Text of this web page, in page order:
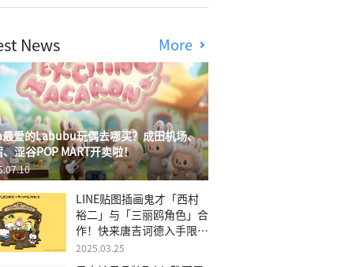
News More
爱的Labubu玩偶去哪买？成田机场、
涩谷POP MART开卖啦！
LINE贴图插画鬼才「西村
裕二」与「三丽鸥角色」合
作！快来唐吉诃德入手限量
商品
2025.03.25